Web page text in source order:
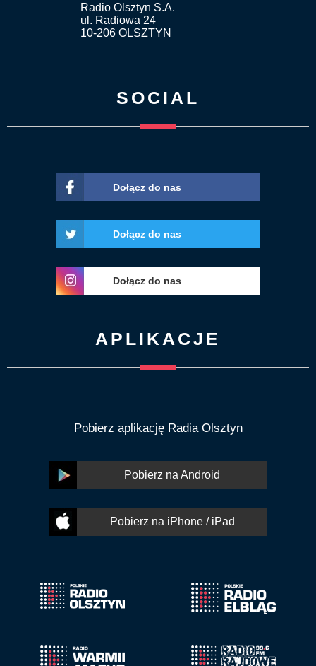
Radio Olsztyn S.A.
ul. Radiowa 24
10-206 OLSZTYN
SOCIAL
Dołącz do nas
Dołącz do nas
Dołącz do nas
APLIKACJE
Pobierz aplikację Radia Olsztyn
Pobierz na Android
Pobierz na iPhone / iPad